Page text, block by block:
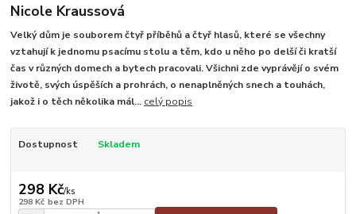
Nicole Kraussová
Velký dům je souborem čtyř příběhů a čtyř hlasů, které se všechny
vztahují k jednomu psacímu stolu a těm, kdo u něho po delší či kratší
čas v různých domech a bytech pracovali. Všichni zde vyprávějí o svém
životě, svých úspěších a prohrách, o nenaplněných snech a touhách,
jakož i o těch několika mál... celý popis
Dostupnost Skladem
298 Kč/ks
298 Kč bez DPH